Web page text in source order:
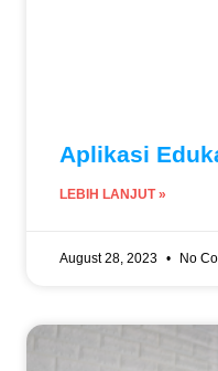
Aplikasi
LEBIH LANJUT »
August 28, 2023 No